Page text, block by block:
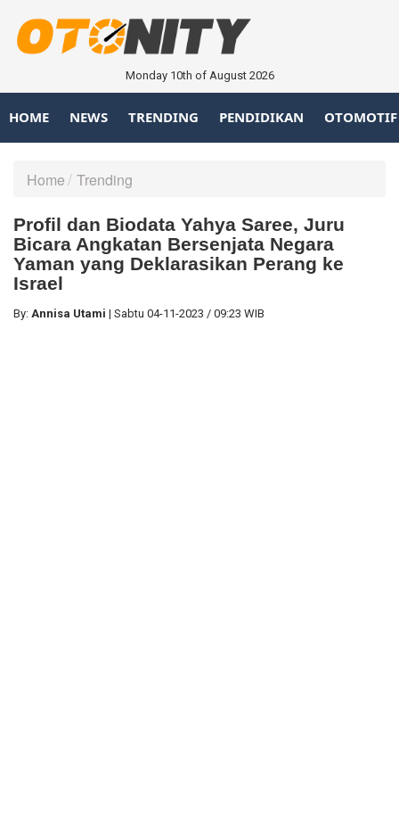
Monday 10th of August 2026
HOME NEWS TRENDING PENDIDIKAN OTOMOTIF
Home Trending
Profil dan Biodata Yahya Saree, Juru
Bicara Angkatan Bersenjata Negara
Yaman yang Deklarasikan Perang ke
Israel
By: Annisa Utami | Sabtu 04-11-2023 / 09:23 WIB